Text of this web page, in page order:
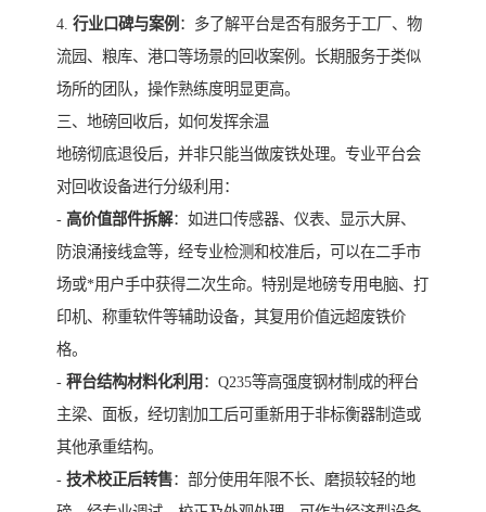
4. 行业口碑与案例 ：多了解平台是否有服务于工厂、物
流园、粮库、港口等场景的回收案例。长期服务于类似
场所的团队，操作熟练度明显更高。
三、地磅回收后，如何发挥余温
地磅彻底退役后，并非只能当做废铁处理。专业平台会
对回收设备进行分级利用：
- 高价值部件拆解：如进口传感器、仪表、显示大屏、
防浪涌接线盒等，经专业检测和校准后，可以在二手市
场或*用户手中获得二次生命。特别是地磅专用电脑、打
印机、称重软件等辅助设备，其复用价值远超废铁价
格。
- 秤台结构材料化利用 ：Q235等高强度钢材制成的秤台
主梁、面板，经切割加工后可重新用于非标衡器制造或
其他承重结构。
- 技术校正后转售：部分使用年限不长、磨损较轻的地